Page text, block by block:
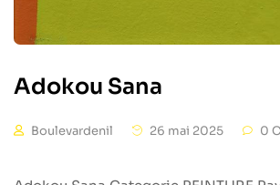
Adokou Sana
Boulevardenil 26 mai 2025 0